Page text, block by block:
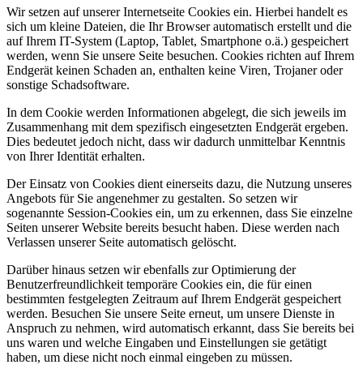
Wir setzen auf unserer Internetseite Cookies ein. Hierbei handelt es
sich um kleine Dateien, die Ihr Browser automatisch erstellt und die
auf Ihrem IT-System (Laptop, Tablet, Smartphone o.ä.) gespeichert
werden, wenn Sie unsere Seite besuchen. Cookies richten auf Ihrem
Endgerät keinen Schaden an, enthalten keine Viren, Trojaner oder
sonstige Schadsoftware.
In dem Cookie werden Informationen abgelegt, die sich jeweils im
Zusammenhang mit dem spezifisch eingesetzten Endgerät ergeben.
Dies bedeutet jedoch nicht, dass wir dadurch unmittelbar Kenntnis
von Ihrer Identität erhalten.
Der Einsatz von Cookies dient einerseits dazu, die Nutzung unseres
Angebots für Sie angenehmer zu gestalten. So setzen wir
sogenannte Session-Cookies ein, um zu erkennen, dass Sie einzelne
Seiten unserer Website bereits besucht haben. Diese werden nach
Verlassen unserer Seite automatisch gelöscht.
Darüber hinaus setzen wir ebenfalls zur Optimierung der
Benutzerfreundlichkeit temporäre Cookies ein, die für einen
bestimmten festgelegten Zeitraum auf Ihrem Endgerät gespeichert
werden. Besuchen Sie unsere Seite erneut, um unsere Dienste in
Anspruch zu nehmen, wird automatisch erkannt, dass Sie bereits bei
uns waren und welche Eingaben und Einstellungen sie getätigt
haben, um diese nicht noch einmal eingeben zu müssen.